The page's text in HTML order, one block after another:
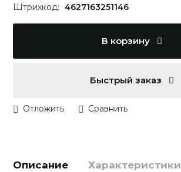
Штрихкод: 4627163251146
В корзину
Быстрый заказ
Описание Характеристики